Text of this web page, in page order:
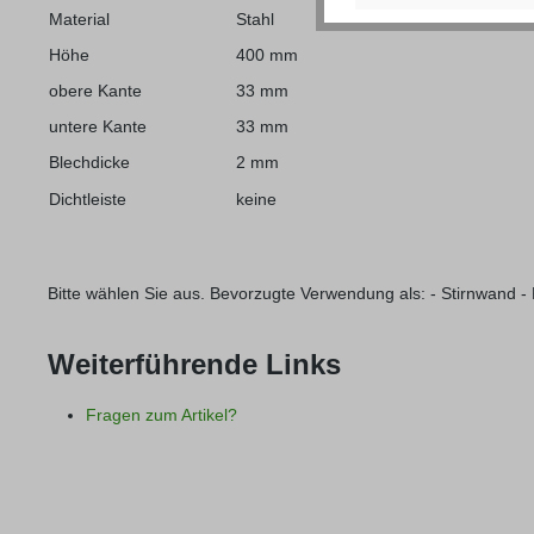
Material
Stahl
Höhe
400 mm
obere Kante
33 mm
untere Kante
33 mm
Blechdicke
2 mm
Dichtleiste
keine
Bitte wählen Sie aus. Bevorzugte Verwendung als: - Stirnwand
Weiterführende Links
Fragen zum Artikel?